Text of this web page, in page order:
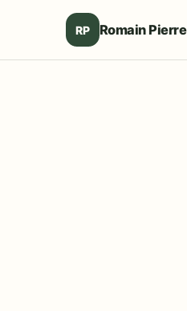
RP Romain Pierre